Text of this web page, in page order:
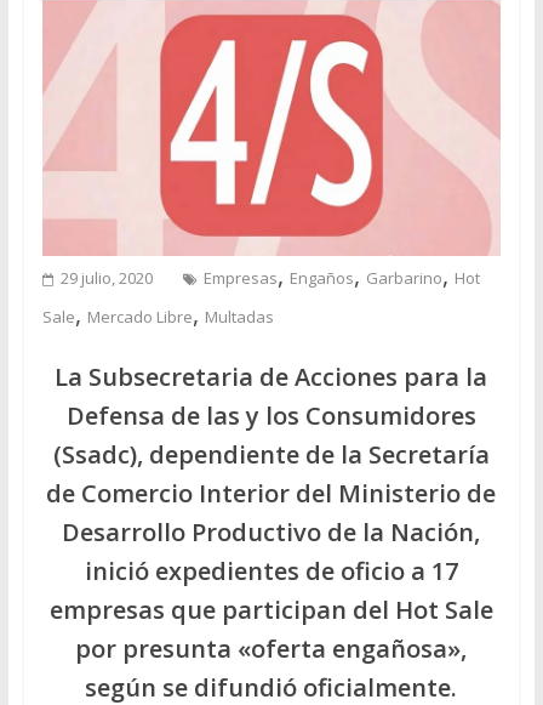
29 julio, 2020 Empresas, Engaños, Garbarino, Hot
Sale, Mercado Libre, Multadas
La Subsecretaria de Acciones para la
Defensa de las y los Consumidores
(Ssadc), dependiente de la Secretaría
de Comercio Interior del Ministerio de
Desarrollo Productivo de la Nación,
inició expedientes de oficio a 17
empresas que participan del Hot Sale
por presunta «oferta engañosa»,
según se difundió oficialmente.